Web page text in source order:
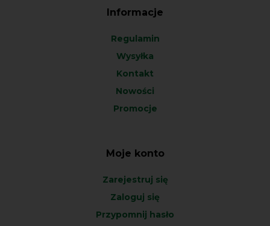
Informacje
Regulamin
Wysyłka
Kontakt
Nowości
Promocje
Moje konto
Zarejestruj się
Zaloguj się
Przypomnij hasło